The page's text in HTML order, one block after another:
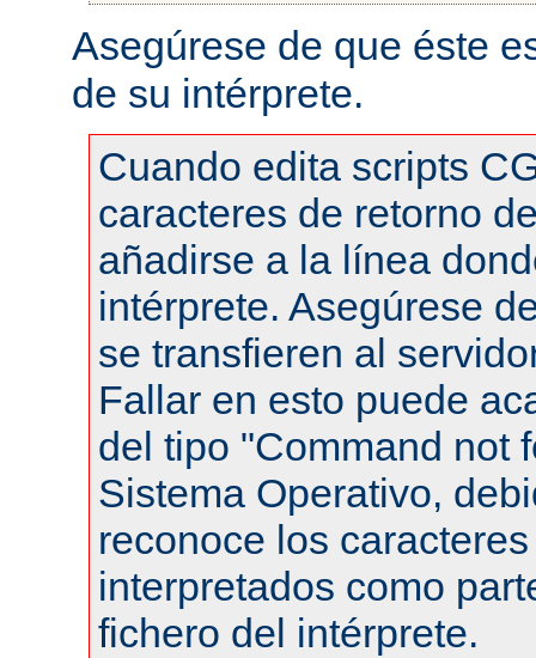
Asegúrese de que éste
de su intérprete.
Cuando edita scripts
caracteres de retorno
añadirse a la línea
intérprete. Asegúrese
se transfieren al
Fallar en esto puede
del tipo "Command not
Sistema Operativo,
reconoce los
interpretados como
fichero del intérprete.